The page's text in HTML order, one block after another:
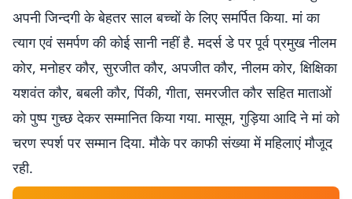
अपनी जिन्दगी के बेहतर साल बच्चों के लिए समर्पित किया. मां का
त्याग एवं समर्पण की कोई सानी नहीं है. मदर्स डे पर पूर्व प्रमुख नीलम
कोर, मनोहर कौर, सुरजीत कौर, अपजीत कौर, नीलम कोर, क्षिक्षिका
यशवंत कौर, बबली कौर, पिंकी, गीता, समरजीत कौर सहित माताओं
को पुष्प गुच्छ देकर सम्मानित किया गया. मासूम, गुड़िया आदि ने मां को
चरण स्पर्श पर सम्मान दिया. मौके पर काफी संख्या में महिलाएं मौजूद
रही.